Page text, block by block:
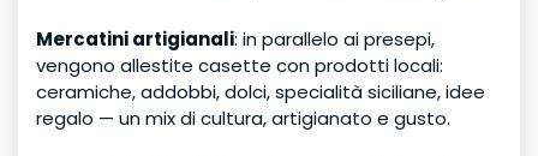
Mercatini artigianali: in parallelo ai presepi,
vengono allestite casette con prodotti locali:
ceramiche, addobbi, dolci, specialità siciliane, idee
regalo — un mix di cultura, artigianato e gusto.